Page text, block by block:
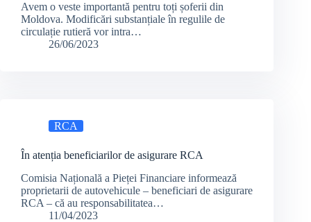
Avem o veste importantă pentru toți șoferii din
Moldova. Modificări substanțiale în regulile de
circulație rutieră vor intra…
26/06/2023
RCA
În atenția beneficiarilor de asigurare RCA
Comisia Națională a Pieței Financiare informează
proprietarii de autovehicule – beneficiari de asigurare
RCA – că au responsabilitatea…
11/04/2023